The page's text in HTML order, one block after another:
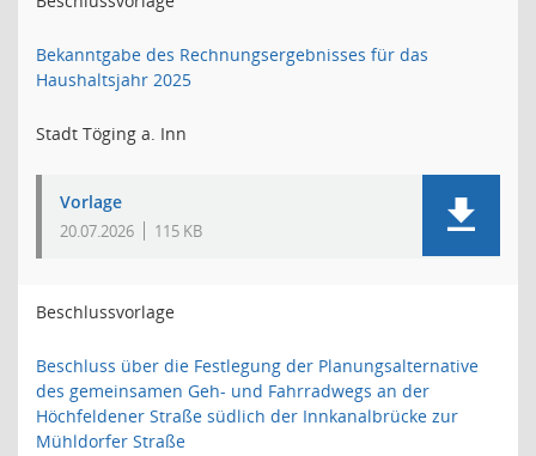
Bekanntgabe des Rechnungsergebnisses für das
Haushaltsjahr 2025
Stadt Töging a. Inn
Vorlage
20.07.2026 115 KB
Beschlussvorlage
Beschluss über die Festlegung der Planungsalternative
des gemeinsamen Geh- und Fahrradwegs an der
Höchfeldener Straße südlich der Innkanalbrücke zur
Mühldorfer Straße